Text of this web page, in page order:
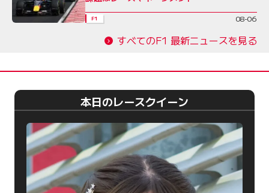
F1 08-06
すべてのF1 最新ニュースを見る
本日のレースクイーン